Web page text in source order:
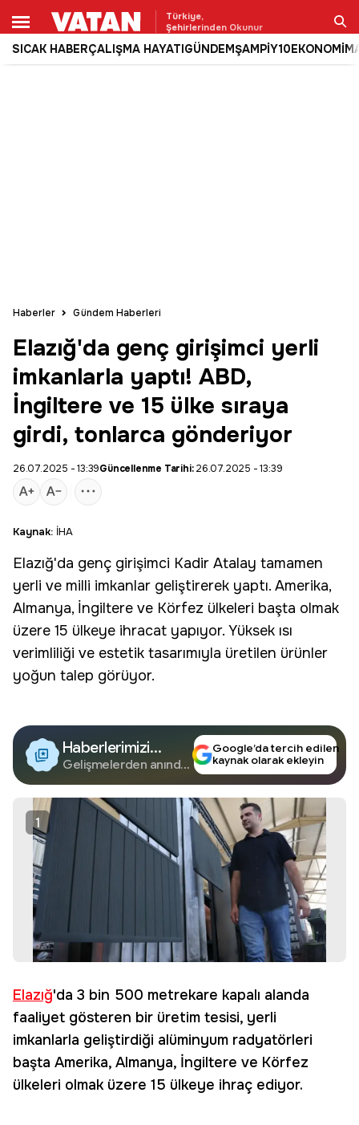
Türkiye,
Şehirlerinden Okunur
SICAK HABERÇALIŞMA HAYATIGÜNDEMŞAMPİY10EKONOMİ
Ara
Haberler Gündem Haberleri
Elazığ'da genç girişimci yerli
imkanlarla yaptı! ABD,
İngiltere ve 15 ülke sıraya
girdi, tonlarca gönderiyor
26.07.2025 - 13:39Güncellenme Tarihi:26.07.2025 - 13:39
Kaynak: İHA
Elazığ'da genç girişimci Kadir Atalay tamamen
yerli ve milli imkanlar geliştirerek yaptı. Amerika,
Almanya, İngiltere ve Körfez ülkeleri başta olmak
üzere 15 ülkeye ihracat yapıyor. Yüksek ısı
verimliliği ve estetik tasarımıyla üretilen ürünler
yoğun talep görüyor.
Haberlerimizi
Google'da Takip
Edin
Gelişmelerden anında
Google’da tercih edilen
kaynak olarak ekleyin
1
Elazığ'da 3 bin 500 metrekare kapalı alanda
faaliyet gösteren bir üretim tesisi, yerli
imkanlarla geliştirdiği alüminyum radyatörleri
başta Amerika, Almanya, İngiltere ve Körfez
ülkeleri olmak üzere 15 ülkeye ihraç ediyor.